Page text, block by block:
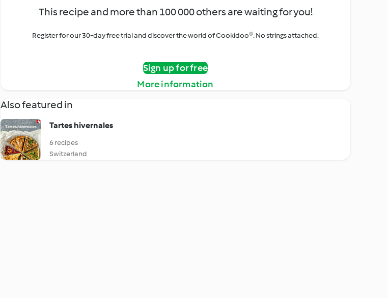
This recipe and more than 100 000 others are waiting for you!
Register for our 30-day free trial and discover the world of Cookidoo®. No strings attached.
Sign up for free
More information
Also featured in
Tartes hivernales
6 recipes
Switzerland